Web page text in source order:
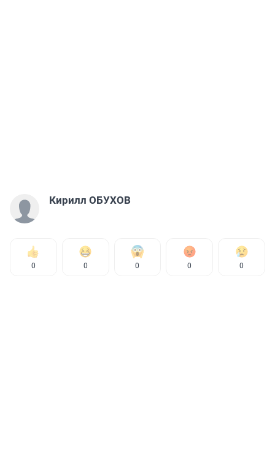
Кирилл ОБУХОВ
0 0 0 0 0